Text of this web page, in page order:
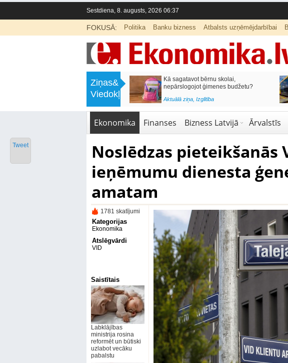
Sestdiena, 8. augusts, 2026 06:37
FOKUSĀ: Politika Banku bizness Atbalsts uzņēmējdarbībai
Ziņas&
Viedokļi
Labklājības ministrija rosina reformēt
un būtiski uzlabot vecāku pabalstu
Kā sagatavot bērnu skolai,
nepārslogojot ģimenes budžetu?
Aktuālā ziņa, Izglītība
Ekonomika Finanses Bizness Latvijā Ārvalstīs
Noslēdzas pieteikšanās
ieņēmumu dienesta
amatam
1781 skatījumi
Kategorijas
Ekonomika
Atslēgvārdi
VID
Saistītais
Labklājības
ministrija rosina
reformēt un būtiski
uzlabot vecāku
pabalstu
Tweet